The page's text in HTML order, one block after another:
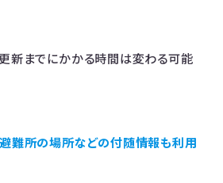
新までにかかる時間は変わる可能
難所の場所などの付随情報も利用